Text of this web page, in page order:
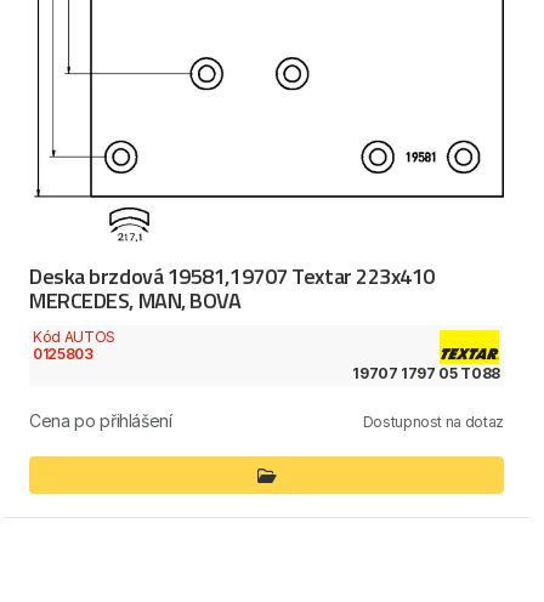
Deska brzdová 19581,19707 Textar 223x410
MERCEDES, MAN, BOVA
Kód AUTOS
0125803
19707 1797 05 T088
Cena po přihlášení Dostupnost na dotaz